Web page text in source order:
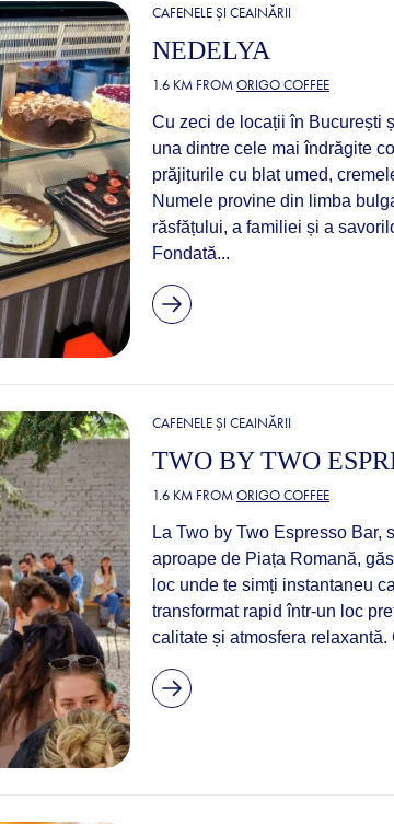
CAFENELE ȘI CEAINĂRII
NEDELYA
1.6 KM FROMORIGO COFFEE
Cu zeci de locații în București
una dintre cele mai îndrăgite
prăjiturile cu blat umed,
Numele provine din limba
răsfățului, a familiei și a
Fondată...
CAFENELE ȘI CEAINĂRII
TWO BY TWO
1.6 KM FROMORIGO COFFEE
La Two by Two Espresso Bar,
aproape de Piața Romană,
loc unde te simți instantaneu
transformat rapid într-un loc
calitate și atmosfera